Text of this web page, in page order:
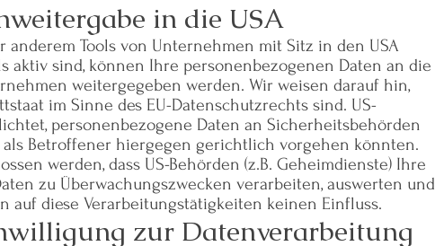
in die USA
anderem Tools von Unternehmen mit Sitz in den USA
aktiv sind, können Ihre personenbezogenen Daten an die
weitergegeben werden. Wir weisen darauf hin,
im Sinne des EU-Datenschutzrechts sind. US-
personenbezogene Daten an Sicherheitsbehörden
als Betroffener hiergegen gerichtlich vorgehen könnten.
werden, dass US-Behörden (z.B. Geheimdienste) Ihre
zu Überwachungszwecken verarbeiten, auswerten und
auf diese Verarbeitungstätigkeiten keinen Einfluss.
zur Datenverarbeitung